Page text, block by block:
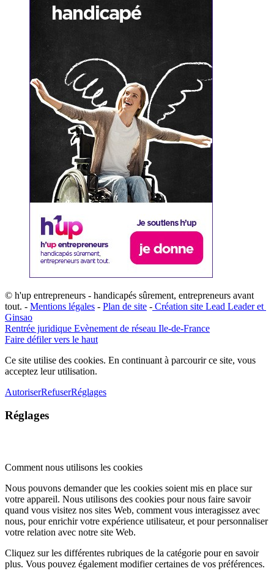
© h'up entrepreneurs - handicapés sûrement, entrepreneurs avant
tout. - Mentions légales - Plan de site - ​Création site ​​Lead Leader​ et ​
G​insao
Rentrée juridique Evènement de réseau Ile-de-France
Faire défiler vers le haut
Ce site utilise des cookies. En continuant à parcourir ce site, vous
acceptez leur utilisation.
AutoriserRefuserRéglages
Réglages
Comment nous utilisons les cookies
Nous pouvons demander que les cookies soient mis en place sur
votre appareil. Nous utilisons des cookies pour nous faire savoir
quand vous visitez nos sites Web, comment vous interagissez avec
nous, pour enrichir votre expérience utilisateur, et pour personnaliser
votre relation avec notre site Web.
Cliquez sur les différentes rubriques de la catégorie pour en savoir
plus. Vous pouvez également modifier certaines de vos préférences.